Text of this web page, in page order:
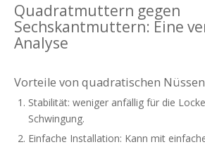
Quadratmuttern gegen
Sechskantmuttern: Eine
Analyse
Vorteile von quadratischen Nüssen
Stabilität: weniger anfällig für die
Schwingung.
Einfache Installation: Kann mit